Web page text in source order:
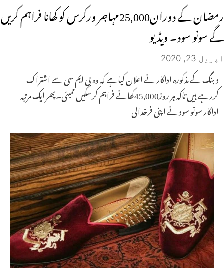
رمضان کے دوران25,000مہاجر ورکرس کو کھانا فراہم کریں
گے سونو سود۔ ویڈیو
اپریل 23, 2020
دبنگ کے مذکورہ اداکار نے اعلان کیاہے کہ وہ بی ایم سی سے اشتراک
کررہے ہیں تاکہ ہر روز45,000کھانے فراہم کرسکیں ممبئی۔پھر ایک مرتبہ
اداکار سونو سود نے اپنی فرخدالی